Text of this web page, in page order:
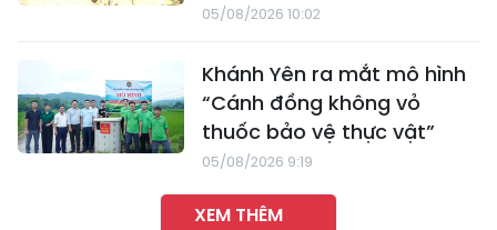
05/08/2026 10:02
Khánh Yên ra mắt mô hình
“Cánh đồng không vỏ
thuốc bảo vệ thực vật”
05/08/2026 9:19
XEM THÊM